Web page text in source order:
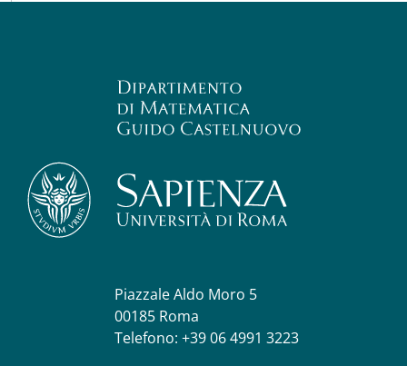
Piazzale Aldo Moro 5
00185 Roma
Telefono: +39 06 4991 3223